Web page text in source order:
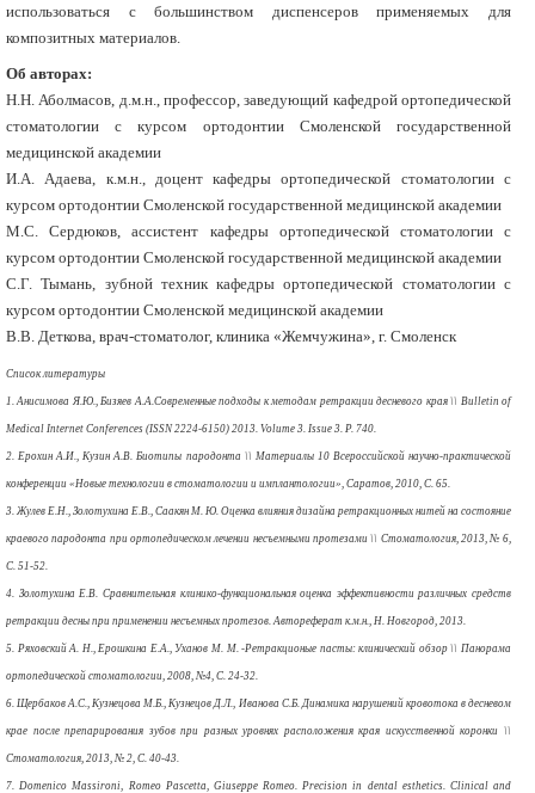
использоваться с большинством диспенсеров применяемых для
композитных материалов.
Об авторах:
Н.Н. Аболмасов, д.м.н., профессор, заведующий кафедрой ортопедической
стоматологии с курсом ортодонтии Смоленской государственной
медицинской академии
И.А. Адаева, к.м.н., доцент кафедры ортопедической стоматологии с
курсом ортодонтии Смоленской государственной медицинской академии
М.С. Сердюков, ассистент кафедры ортопедической стоматологии с
курсом ортодонтии Смоленской государственной медицинской академии
С.Г. Тымань, зубной техник кафедры ортопедической стоматологии с
курсом ортодонтии Смоленской медицинской академии
В.В. Деткова, врач-стоматолог, клиника «Жемчужина», г. Смоленск
Список литературы
1. Анисимова Я.Ю., Бизяев А.А.Современные подходы к методам ретракции десневого края \\ Bulletin of
Medical Internet Conferences (ISSN 2224-6150) 2013. Volume 3. Issue 3. Р. 740.
2. Ерохин А.И., Кузин А.В. Биотипы пародонта \\ Материалы 10 Всероссийской научно-практической
конференции «Новые технологии в стоматологии и имплантологии», Саратов, 2010, С. 65.
3. Жулев Е.Н., Золотухина Е.В., Саакян М. Ю. Оценка влияния дизайна ретракционных нитей на состояние
краевого пародонта при ортопедическом лечении несъемными протезами \\ Стоматология, 2013, № 6,
С. 51-52.
4. Золотухина Е.В. Сравнительная клинико-функциональная оценка эффективности различных средств
ретракции десны при применении несъемных протезов. Автореферат к.м.н., Н. Новгород, 2013.
5. Ряховский А. Н., Ерошкина Е.А., Уханов М. М. -Ретракционые пасты: клинический обзор \\ Панорама
ортопедической стоматологии, 2008, №4, С. 24-32.
6. Щербаков A.C., Кузнецова М.Б., Кузнецов Д.Л., Иванова С.Б. Динамика нарушений кровотока в десневом
крае после препарирования зубов при разных уровнях расположения края искусственной коронки \\
Стоматология, 2013, № 2, С. 40-43.
7. Domenico Massironi, Romeo Pascetta, Giuseppe Romeo. Precision in dental esthetics. Clinical and